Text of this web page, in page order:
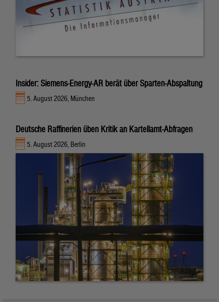
Insider: Siemens-Energy-AR berät über Sparten-Abspaltung
5. August 2026, München
Deutsche Raffinerien üben Kritik an Kartellamt-Abfragen
5. August 2026, Berlin